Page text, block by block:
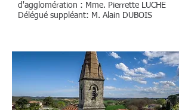
d'agglomération : Mme. Pierrette LUCHE
Délégué suppléant: M. Alain DUBOIS